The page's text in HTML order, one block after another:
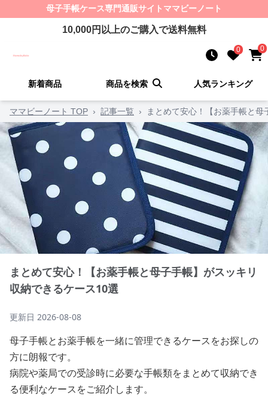
母子手帳ケース専門通販サイト ママビーノート
10,000円以上のご購入で送料無料
0 0
新着商品 商品を検索 人気ランキング
ママビーノート TOP › 記事一覧 › まとめて安心！【お薬手帳と
まとめて安心！【お薬手帳と母子手帳】がスッキリ
収納できるケース10選
更新日 2026-08-08
母子手帳とお薬手帳を一緒に管理できるケースをお探しの
方に朗報です。
病院や薬局での受診時に必要な手帳類をまとめて収納でき
る便利なケースをご紹介します。